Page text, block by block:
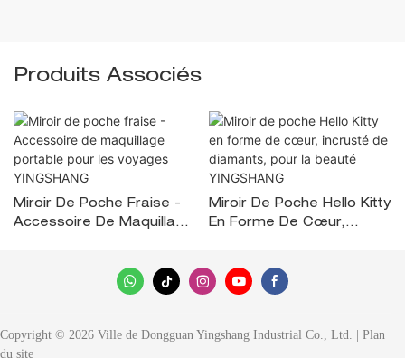
Produits Associés
Miroir De Poche Fraise -
Accessoire De Maquillage
Miroir De Poche Hello Kitty
En Forme De Cœur,
YINGSHANG
Copyright © 2026 Ville de Dongguan Yingshang Industrial Co., Ltd. | Plan
du site